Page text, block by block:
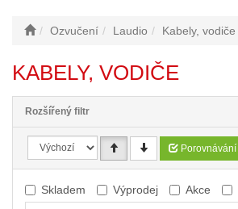
Ozvučení Laudio Kabely, vodiče
KABELY, VODIČE
Rozšířený filtr
Porovnávání
Skladem Výprodej Akce